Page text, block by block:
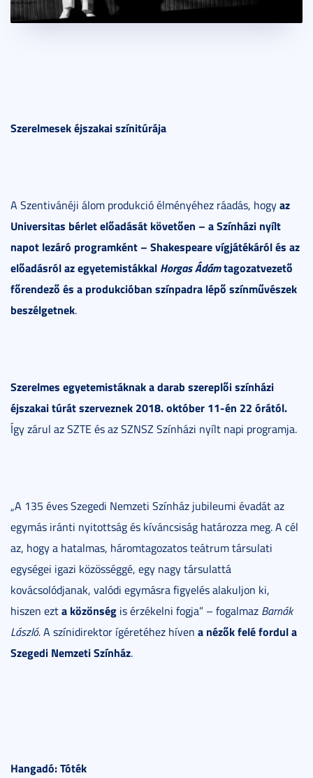
Szerelmesek éjszakai színitúrája
A Szentivánéji álom produkció élményéhez ráadás, hogyaz
Universitas bérlet előadását követően – a Színházi nyílt
napot lezáró programként – Shakespeare vígjátékáról és az
előadásról az egyetemistákkal Horgas Ádámtagozatvezető
főrendező és a produkcióban színpadra lépő színművészek
beszélgetnek.
Szerelmes egyetemistáknak a darab szereplői színházi
éjszakai túrát szerveznek 2018. október 11-én 22 órától.
Így zárul az SZTE és az SZNSZ Színházi nyílt napi programja.
„A 135 éves Szegedi Nemzeti Színház jubileumi évadát az
egymás iránti nyitottság és kíváncsiság határozza meg. A cél
az, hogy a hatalmas, háromtagozatos teátrum társulati
egységei igazi közösséggé, egy nagy társulattá
kovácsolódjanak, valódi egymásra figyelés alakuljon ki,
hiszen ezta közönség is érzékelni fogja” – fogalmaz Barnák
László.A színidirektor ígéretéhez híven a nézők felé fordul a
Szegedi Nemzeti Színház.
Hangadó: Tóték